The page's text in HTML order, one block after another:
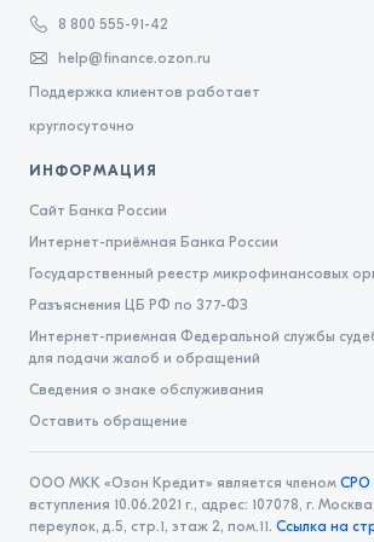
финансовом рынке (редакция до
8 800 555-91-42
help@finance.ozon.ru
Поддержка клиентов работает
круглосуточно
ИНФОРМАЦИЯ
Сайт Банка России
Интернет-приёмная Банка России
Государственный реестр микрофинансовых
Разъяснения ЦБ РФ по 377-ФЗ
Интернет-приемная Федеральной службы
для подачи жалоб и обращений
Сведения о знаке обслуживания
Оставить обращение
ООО МКК «Озон Кредит» является членом СРО
вступления 10.06.2021 г., адрес: 107078, г.
переулок, д.5, стр.1, этаж 2, пом.11. Ссылка на